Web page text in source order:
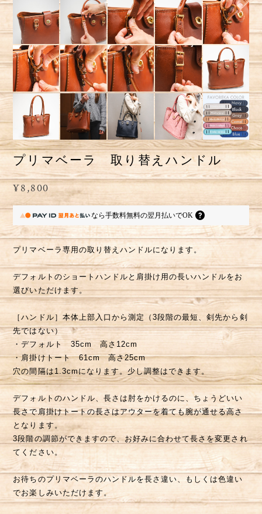
プリマベーラ 取り替えハンドル
¥8,800
なら手数料無料の翌月払いでOK
プリマベーラ専用の取り替えハンドルになります。
デフォルトのショートハンドルと肩掛け用の長いハンドルをお
選びいただけます。
［ハンドル］本体上部入口から測定（3段階の最短、剣先から剣
先ではない）
・デフォルト 35cm 高さ12cm
・肩掛けトート 61cm 高さ25cm
穴の間隔は1.3cmになります。少し調整はできます。
デフォルトのハンドル、長さは肘をかけるのに、ちょうどいい
長さで肩掛けトートの長さはアウターを着ても腕が通せる高さ
となります。
3段階の調節ができますので、お好みに合わせて長さを変更され
てください。
お待ちのプリマベーラのハンドルを長さ違い、もしくは色違い
でお楽しみいただけます。